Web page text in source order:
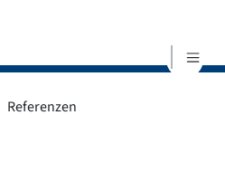
Referenzen